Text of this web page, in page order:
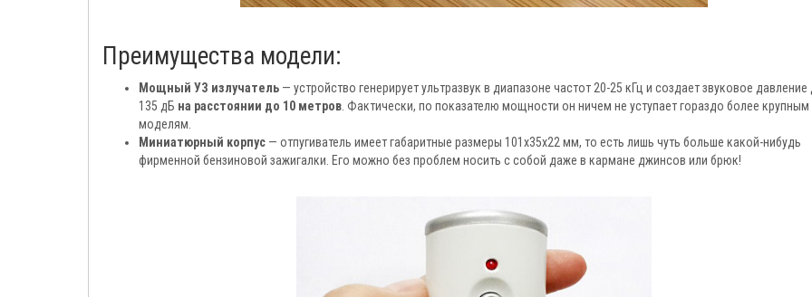
Преимущества модели:
Мощный УЗ излучатель — устройство генерирует ультразвук в диапазоне частот 20-25 кГц и создает звуковое давление
135 дБ на расстоянии до 10 метров . Фактически, по показателю мощности он ничем не уступает гораздо более крупным
моделям.
Миниатюрный корпус — отпугиватель имеет габаритные размеры 101х35х22 мм, то есть лишь чуть больше какой-нибудь
фирменной бензиновой зажигалки. Его можно без проблем носить с собой даже в кармане джинсов или брюк!